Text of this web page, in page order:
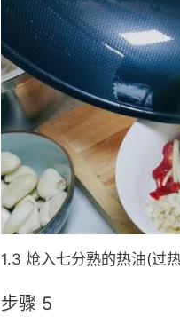
1.3 炝入七分熟的热油(过
步骤 5